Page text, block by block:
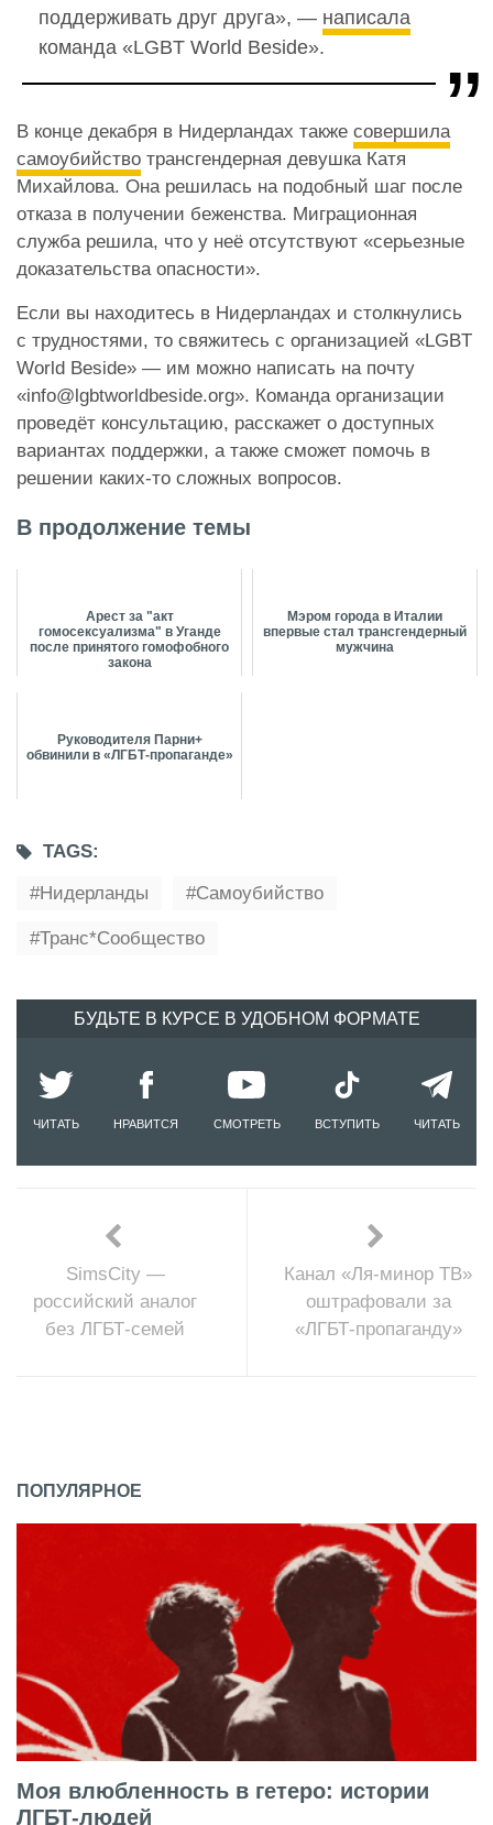
поддерживать друг друга», — написала
команда «LGBT World Beside».
В конце декабря в Нидерландах также совершила
самоубийство трансгендерная девушка Катя
Михайлова. Она решилась на подобный шаг после
отказа в получении беженства. Миграционная
служба решила, что у неё отсутствуют «серьезные
доказательства опасности».
Если вы находитесь в Нидерландах и столкнулись
с трудностями, то свяжитесь с организацией «LGBT
World Beside» — им можно написать на почту
«info@lgbtworldbeside.org». Команда организации
проведёт консультацию, расскажет о доступных
вариантах поддержки, а также сможет помочь в
решении каких-то сложных вопросов.
В продолжение темы
Арест за "акт
гомосексуализма" в Уганде
после принятого гомофобного
закона
Мэром города в Италии
впервые стал трансгендерный
мужчина
Руководителя Парни+
обвинили в «ЛГБТ-пропаганде»
TAGS:
Нидерланды
Самоубийство
Транс*сообщество
БУДЬТЕ В КУРСЕ В УДОБНОМ ФОРМАТЕ
ЧИТАТЬ НРАВИТСЯ СМОТРЕТЬ ВСТУПИТЬ ЧИТАТЬ
SimsCity —
российский аналог
без ЛГБТ-семей
Канал «Ля-минор ТВ»
оштрафовали за
«ЛГБТ-пропаганду»
ПОПУЛЯРНОЕ
Моя влюбленность в гетеро: истории
ЛГБТ-людей